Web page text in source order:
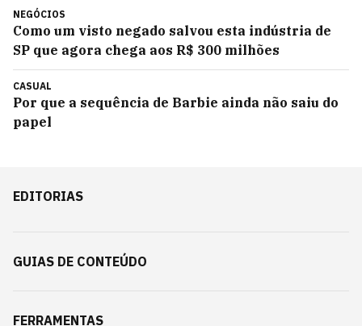
NEGÓCIOS
Como um visto negado salvou esta indústria de
SP que agora chega aos R$ 300 milhões
CASUAL
Por que a sequência de Barbie ainda não saiu do
papel
EDITORIAS
GUIAS DE CONTEÚDO
FERRAMENTAS